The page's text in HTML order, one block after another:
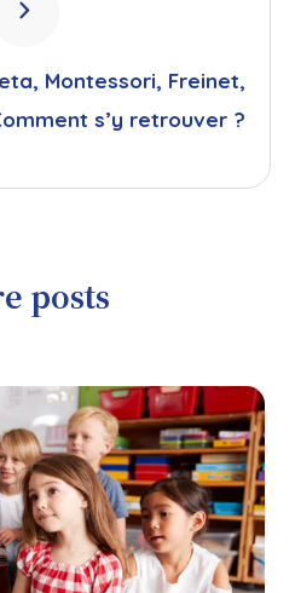
Montessori, Freinet,
s’y retrouver ?
posts